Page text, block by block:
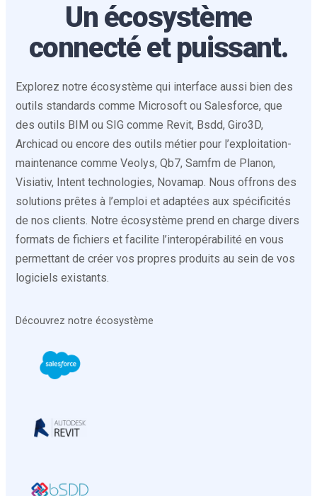
Un écosystème
connecté et puissant.
Explorez notre écosystème qui interface aussi bien des
outils standards comme Microsoft ou Salesforce, que
des outils BIM ou SIG comme Revit, Bsdd, Giro3D,
Archicad ou encore des outils métier pour l’exploitation-
maintenance comme Veolys, Qb7, Samfm de Planon,
Visiativ, Intent technologies, Novamap. Nous offrons des
solutions prêtes à l’emploi et adaptées aux spécificités
de nos clients. Notre écosystème prend en charge divers
formats de fichiers et facilite l’interopérabilité en vous
permettant de créer vos propres produits au sein de vos
logiciels existants.
Découvrez notre écosystème